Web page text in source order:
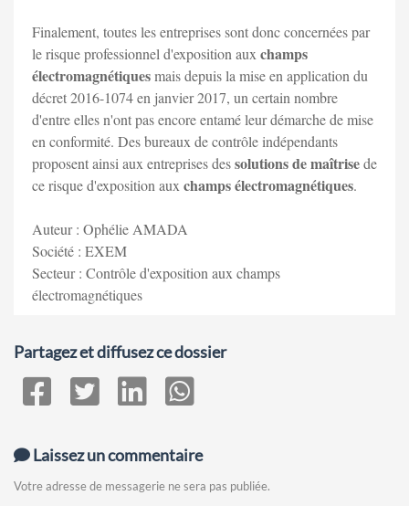
Finalement, toutes les entreprises sont donc concernées par
le risque professionnel d'exposition auxchamps
électromagnétiquesmais depuis la mise en application du
décret 2016-1074 en janvier 2017, un certain nombre
d'entre elles n'ont pas encore entamé leur démarche de mise
en conformité. Des bureaux de contrôle indépendants
proposent ainsi aux entreprises dessolutions de maîtrisede
ce risque d'exposition auxchamps électromagnétiques.
Auteur : Ophélie AMADA
Société : EXEM
Secteur : Contrôle d'exposition aux champs
électromagnétiques
Partagez et diffusez ce dossier
Laissez un commentaire
Votre adresse de messagerie ne sera pas publiée.